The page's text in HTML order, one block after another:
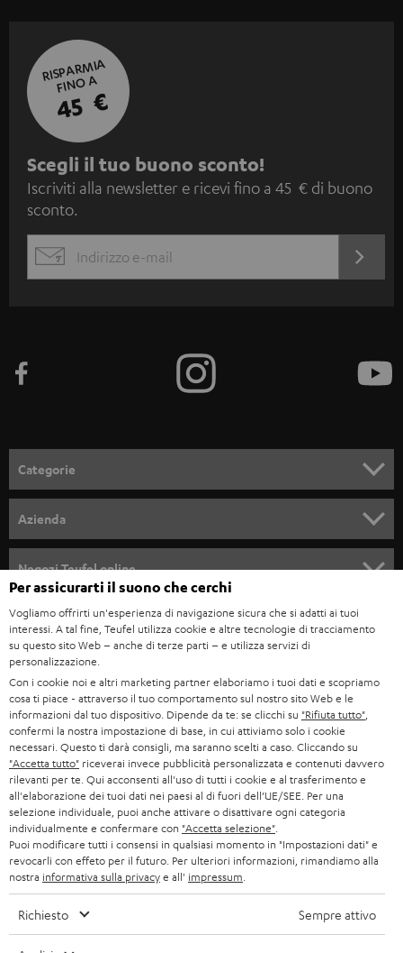
RISPARMIA
FINO A
45 €
I
s
c
i
n
l
l
a
n
e
w
s
l
e
t
t
e
r
Scegli il tuo buono sconto!
Iscriviti alla newsletter e ricevi fino a 45 € di buono
sconto.
EMAIL
ORA
Categorie
SOUNDBAR
STEREO
SMART HOME
BLUETOOTH
CUFFIE
CUFFIE BLUETOOTH
SET STEREO
ALTOPARLANTE
ULTIMA
CUFFIE IN-EAR
Azienda
STAMPA
B2B
BLOG
NEWSLETTER
NEGOZI
VANTAGGI TEUFEL
LA NOSTRA STORIA
MANAGEMENT
Negozi Teufel online
GERMANIA
AUSTRIA
SVIZZERA
PAESI BASSI
BELGIO
FRANCIA
Per assicurarti il suono che cerchi
Vogliamo offrirti un'esperienza di navigazione sicura che si adatti ai tuoi
interessi. A tal fine, Teufel utilizza cookie e altre tecnologie di tracciamento
su questo sito Web – anche di terze parti – e utilizza servizi di
personalizzazione.
Con i cookie noi e altri marketing partner elaboriamo i tuoi dati e scopriamo
cosa ti piace - attraverso il tuo comportamento sul nostro sito Web e le
informazioni dal tuo dispositivo. Dipende da te: se clicchi su "Rifiuta tutto"
confermi la nostra impostazione di base, in cui attiviamo solo i cookie
necessari. Questo ti darà consigli, ma saranno scelti a caso. Cliccando su
"Accetta tutto" riceverai invece pubblicità personalizzata e contenuti davvero
rilevanti per te. Qui acconsenti all'uso di tutti i cookie e al trasferimento e
all'elaborazione dei tuoi dati nei paesi al di fuori dell’UE/SEE. Per una
selezione individuale, puoi anche attivare o disattivare ogni categoria
individualmente e confermare con "Accetta selezione"
Puoi modificare tutti i consensi in qualsiasi momento in "Impostazioni dati" e
revocarli con effeto per il futuro. Per ulteriori informazioni, rimandiamo alla
nostra informativa sulla privacye all' impressum
Richiesto Sempre attivo